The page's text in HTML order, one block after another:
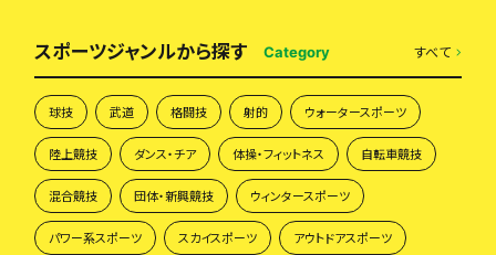
スポーツジャンルから探す Category すべて
球技 武道 格闘技 射的 ウォータースポーツ
陸上競技 ダンス・チア 体操・フィットネス 自転車競技
混合競技 団体・新興競技 ウィンタースポーツ
パワー系スポーツ スカイスポーツ アウトドアスポーツ